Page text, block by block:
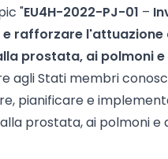
"EU4H-2022-PJ-01 –
rafforzare l'attuazione
prostata, ai polmoni
agli Stati membri
pianificare e
prostata, ai polmoni e